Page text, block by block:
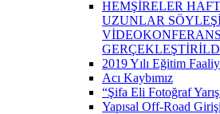
HEMŞİRELER
UZUNLAR
2019 Yılı Eğitim
Acı Kaybımız
“Şifa Eli Fotoğraf
Yapısal Off-Road